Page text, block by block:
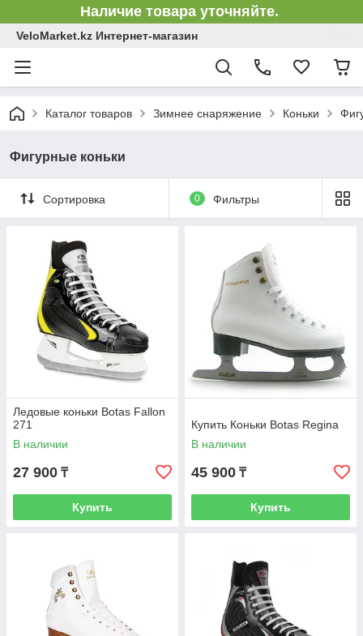
Наличие товара уточняйте.
VeloMarket.kz Интернет-магазин
Каталог товаров Зимнее снаряжение Коньки
Фигурные коньки
Сортировка 0 Фильтры
Ледовые коньки Botas Fallon
271
В наличии
27 900 ₸
Купить
Купить Коньки Botas Regina
В наличии
45 900 ₸
Купить